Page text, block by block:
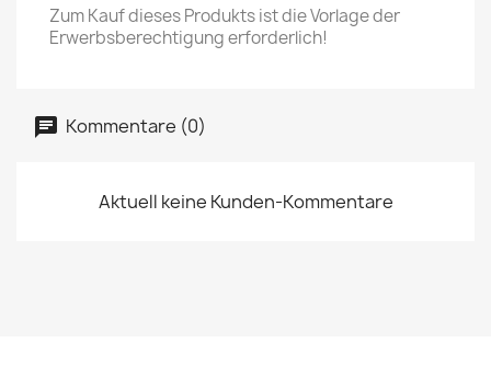
Zum Kauf dieses Produkts ist die Vorlage der
Erwerbsberechtigung erforderlich!
Kommentare (0)
Aktuell keine Kunden-Kommentare